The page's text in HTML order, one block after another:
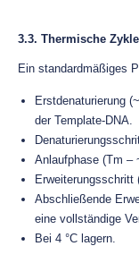
3.3. Thermische
Ein standardmäßiges
Erstdenaturierung
der Template-DNA.
Anlaufphase (Tm –
Erweiterungsschritt
Abschließende
eine vollständige
Bei 4 °C lagern.